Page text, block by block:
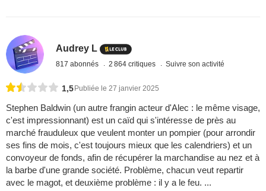
Audrey L
817 abonnés 2 864 critiques Suivre son activité
1,5Publiée le 27 janvier 2025
Stephen Baldwin (un autre frangin acteur d'Alec : le même visage,
c'est impressionnant) est un caïd qui s'intéresse de près au
marché frauduleux que veulent monter un pompier (pour arrondir
ses fins de mois, c'est toujours mieux que les calendriers) et un
convoyeur de fonds, afin de récupérer la marchandise au nez et à
la barbe d'une grande société. Problème, chacun veut repartir
avec le magot, et deuxième problème : il y a le feu. ...